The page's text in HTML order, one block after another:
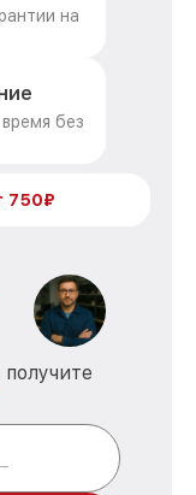
на
без
750₽